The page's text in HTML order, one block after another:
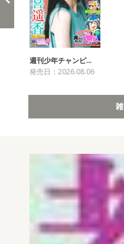
週刊少年チャンピ…
発売日：2026.08.06